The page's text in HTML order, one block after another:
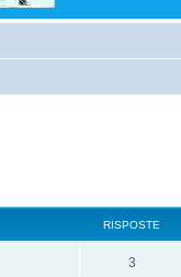
RISPOSTE
3